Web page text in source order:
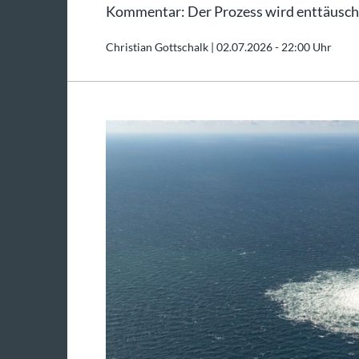
Kommentar: Der Prozess wird
Christian Gottschalk | 02.07.2026 - 22:00 Uhr